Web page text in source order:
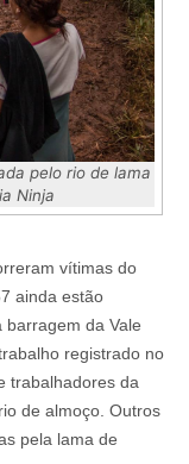
pelo rio de lama
Ninja
vítimas do
ainda estão
da Vale
registrado no
trabalhadores da
de almoço. Outros
pela lama de